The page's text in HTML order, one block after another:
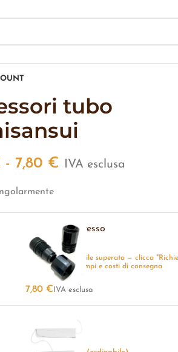
tubo
- 7,80 € IVA esclusa
Raccordo ingresso
-
+
7,80 € IVA esclusa
Quantità disponibile superata — clicca
preventivo" per tempi e costi di consegna
-
+